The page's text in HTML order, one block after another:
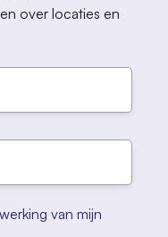
over locaties en
van mijn